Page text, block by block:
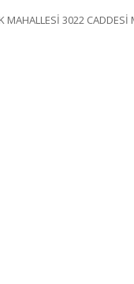
MAHALLESİ 3022 CADDESİ